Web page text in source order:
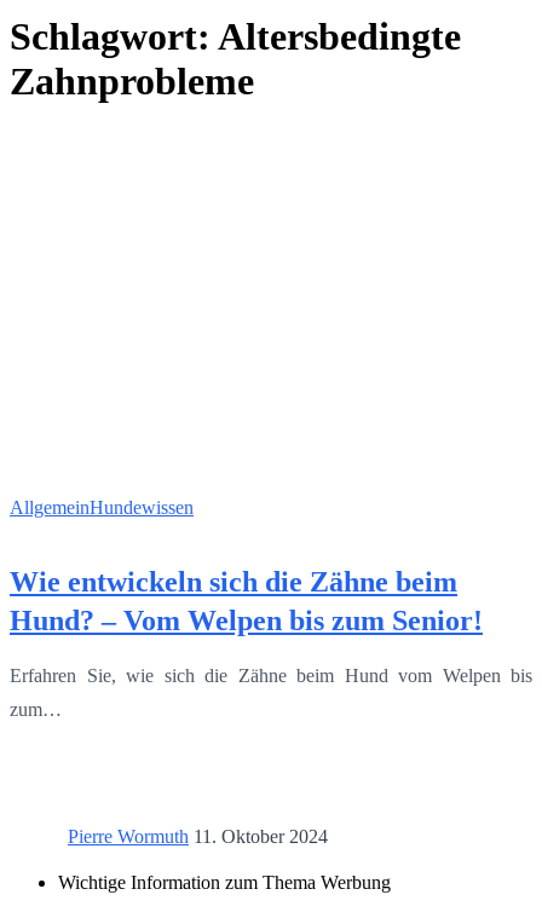
Schlagwort: Altersbedingte
Zahnprobleme
AllgemeinHundewissen
Wie entwickeln sich die Zähne beim
Hund? – Vom Welpen bis zum Senior!
Erfahren Sie, wie sich die Zähne beim Hund vom Welpen bis
zum…
Pierre Wormuth 11. Oktober 2024
Wichtige Information zum Thema Werbung